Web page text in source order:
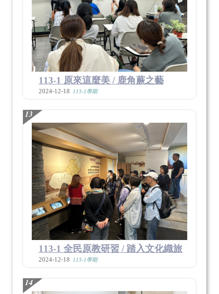
113-1 原來這麼美 / 鹿角蕨之藝
2024-12-18 113-1學期
13
113-1 全民原教研習 / 踏入文化織旅
2024-12-18 113-1學期
14